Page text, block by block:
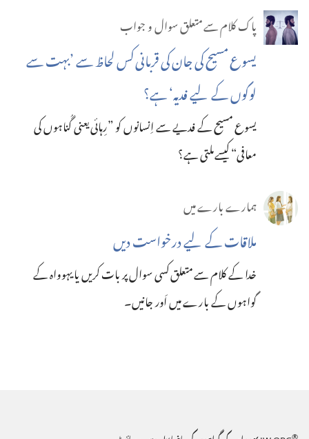
پاک کلام سے متعلق سوال و جواب
یسوع مسیح کی جان کی قربانی کس لحاظ سے ’‏بہت سے
لوگوں کے لیے فدیہ‘‏ ہے؟‏
یسوع مسیح کے فدیے سے اِنسانوں کو ”‏رِہائی یعنی گُناہوں کی
معافی“‏ کیسے ملتی ہے؟‏
ہمارے بارے میں
ملاقات کے لیے درخواست دیں
خدا کے کلام سے متعلق کسی سوال پر بات کریں یا یہوواہ کے
گواہوں کے بارے میں اَور جانیں۔‏
®